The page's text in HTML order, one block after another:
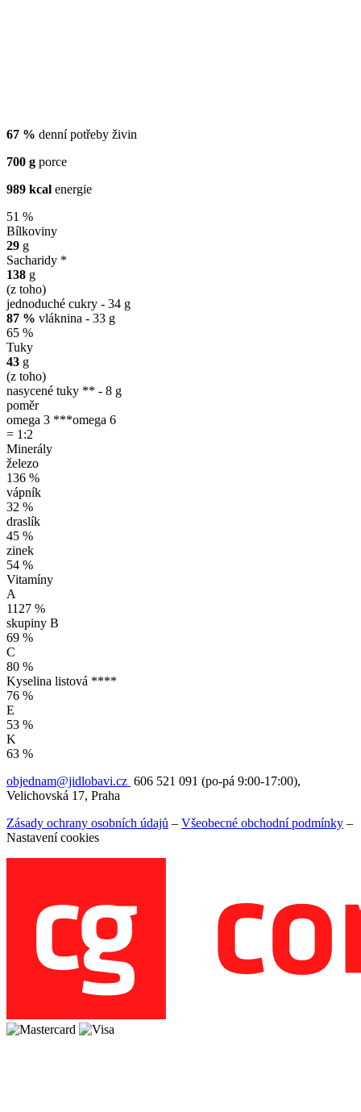
67 % denní potřeby živin
700 g porce
989 kcal energie
51 %
Bílkoviny
29 g
Sacharidy *
138 g
(z toho)
jednoduché cukry - 34 g
87 % vláknina - 33 g
65 %
Tuky
43 g
(z toho)
nasycené tuky ** - 8 g
poměr
omega 3 ***omega 6
= 1:2
Minerály
železo
136 %
vápník
32 %
draslík
45 %
zinek
54 %
Vitamíny
A
1127 %
skupiny B
69 %
C
80 %
Kyselina listová ****
76 %
E
53 %
K
63 %
objednam@jidlobavi.cz 606 521 091 (po-pá 9:00-17:00),
Velichovská 17, Praha
Zásady ochrany osobních údajů – Všeobecné obchodní podmínky –
Nastavení cookies